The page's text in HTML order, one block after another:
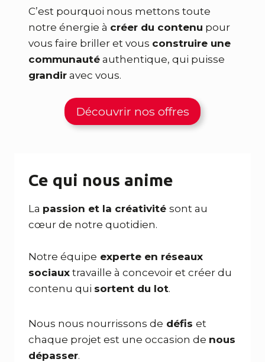
C’est pourquoi nous mettons toute
notre énergie à créer du contenu pour
vous faire briller et vous construire une
communauté authentique, qui puisse
grandir avec vous.
Découvrir nos offres
Ce qui nous anime
La passion et la créativité sont au
cœur de notre quotidien.
Notre équipe experte en réseaux
sociaux travaille à concevoir et créer du
contenu qui sortent du lot.
Nous nous nourrissons de défis et
chaque projet est une occasion de nous
dépasser.